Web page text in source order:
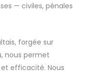
— civiles, pénales
forgée sur
nous permet
efficacité. Nous